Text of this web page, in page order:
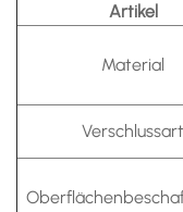
Artikel
Material
Verschlussart